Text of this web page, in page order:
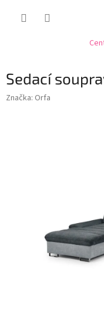
Sedací
Značka: Orfa